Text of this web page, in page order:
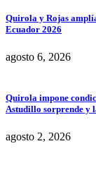
Quirola y Rojas
Ecuador 2026
agosto 6, 2026
Quirola impone
Astudillo sorprende y
agosto 2, 2026